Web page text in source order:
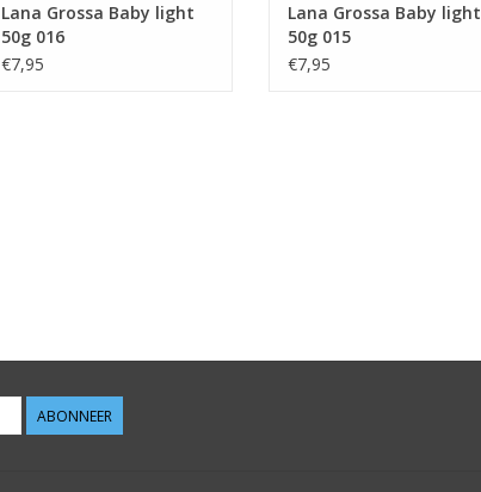
Lana Grossa Baby light
50g 016
€7,95
Lana Grossa Baby light
50g 015
€7,95
ABONNEER